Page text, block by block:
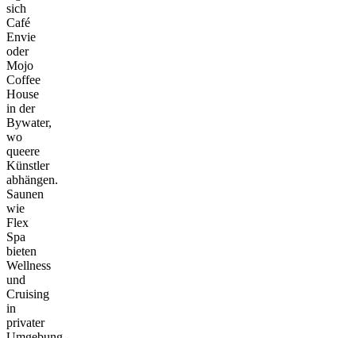
sich
Café
Envie
oder
Mojo
Coffee
House
in der
Bywater,
wo
queere
Künstler
abhängen.
Saunen
wie
Flex
Spa
bieten
Wellness
und
Cruising
in
privater